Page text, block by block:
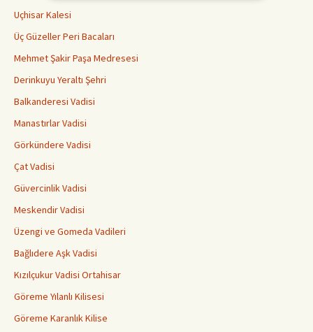
Uçhisar Kalesi
Üç Güzeller Peri Bacaları
Mehmet Şakir Paşa Medresesi
Derinkuyu Yeraltı Şehri
Balkanderesi Vadisi
Manastırlar Vadisi
Görkündere Vadisi
Çat Vadisi
Güvercinlik Vadisi
Meskendir Vadisi
Üzengi ve Gomeda Vadileri
Bağlıdere Aşk Vadisi
Kızılçukur Vadisi Ortahisar
Göreme Yılanlı Kilisesi
Göreme Karanlık Kilise